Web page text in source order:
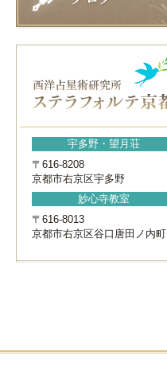
宇多野・望月荘
〒616-8208
京都市右京区宇多野
妙心寺教室
〒616-8013
京都市右京区谷口唐田ノ内町